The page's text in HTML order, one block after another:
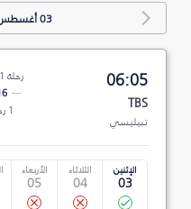
03 أغسطس
06:05
TBS
تبيليسي
رحلة FZ 714/1581
1 رحلة متابعة
الإثنين
03
الثلاثاء
04
الأربعاء
05